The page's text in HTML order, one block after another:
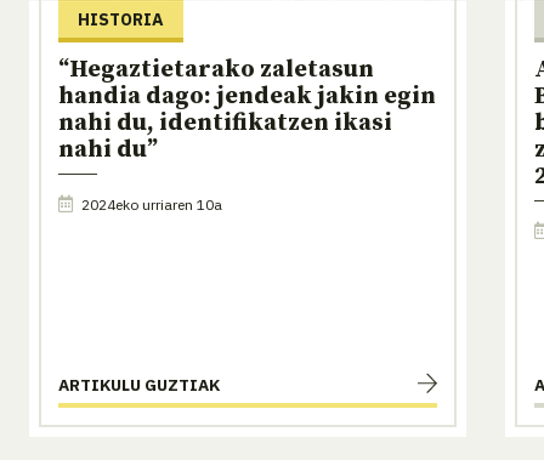
HISTORIA
“Hegaztietarako zaletasun
handia dago: jendeak jakin egin
nahi du, identifikatzen ikasi
nahi du”
2024eko urriaren 10a
ARTIKULU GUZTIAK